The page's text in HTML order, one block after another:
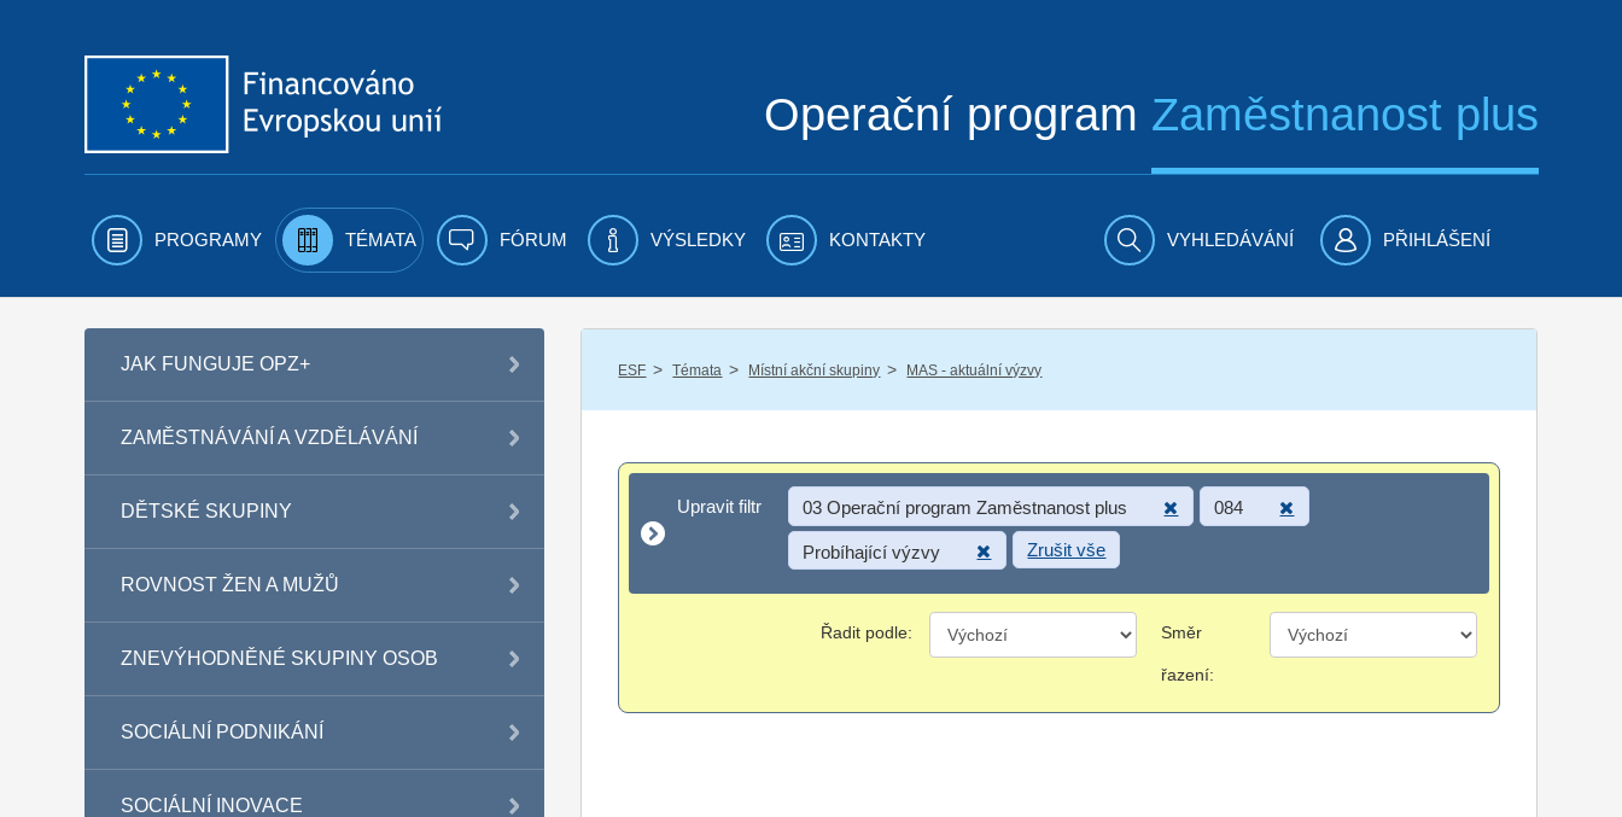
Operační program Zaměstnanost plus
PROGRAMY TÉMATA FÓRUM VÝSLEDKY KONTAKTY VYHLEDÁVÁNÍ PŘIHLÁŠENÍ
JAK FUNGUJE OPZ+
ZAMĚSTNÁVÁNÍ A VZDĚLÁVÁNÍ
DĚTSKÉ SKUPINY
ROVNOST ŽEN A MUŽŮ
ZNEVÝHODNĚNÉ SKUPINY OSOB
SOCIÁLNÍ PODNIKÁNÍ
SOCIÁLNÍ INOVACE
ESF / Témata / Místní akční skupiny / MAS - aktuální výzvy
Upravit filtr
Upravit filtr 03 Operační program Zaměstnanost plus 084
Probíhající výzvy Zrušit vše
Řadit podle: Směr
řazení: